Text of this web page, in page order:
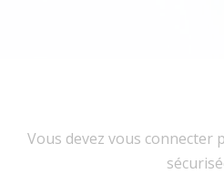
Vous devez vous connecter